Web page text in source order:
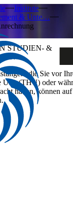
Institute
& Unte…
STUDIEN- &
die Sie vor
(THU) oder
haben, können